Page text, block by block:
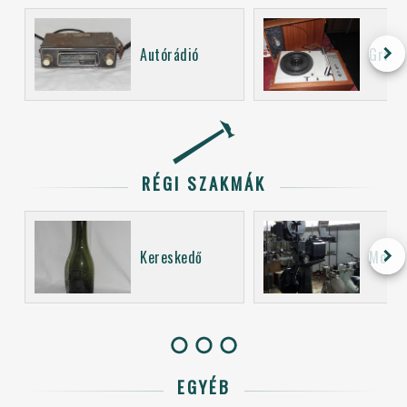
Autórádió keyboard_arrow_right
RÉGI SZAKMÁK
Kereskedő Mozi
keyboard_arrow_right
EGYÉB